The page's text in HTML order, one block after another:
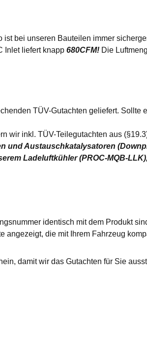
bei unseren Bauteilen immer
Inlet liefert knapp 680CFM! Die
TÜV-Gutachten geliefert.
wir inkl. TÜV-Teilegutachten aus
und Austauschkatalysatoren
Ladeluftkühler (PROC-MQB-
identisch mit dem Produkt
angezeigt, die mit Ihrem Fahrzeug
damit wir das Gutachten für Sie